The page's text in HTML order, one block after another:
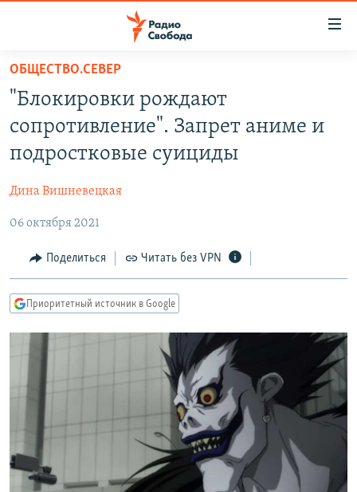
упрощенного
доступа
основному
Вернутся
навигации
Вернутся
поиску
ПРОГРАММЫ
ПОДКАСТЫ
АВТОРСКИЕ ПРОЕКТЫ
МНЕНИЯ
КУЛЬТУРА
IDEL.РЕАЛИИ
СЕВЕР.РЕАЛИИ
СИБИРЬ.РЕАЛИИ
РАСПИСАНИЕ ВЕЩАНИЯ
ПОДПИШИТЕСЬ НА РАССЫЛКУ
СОЦИАЛЬНЫЕ СЕТИ
ОБЩЕСТВО.СЕВЕР
"Блокировки рождают
сопротивление". Запрет аниме и
подростковые суициды
Дина Вишневецкая
06 октября 2021
Поделиться Читать без VPN
Приоритетный источник в Google